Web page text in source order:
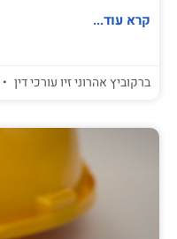
קרא עוד...
ברקוביץ אהרוני זיו עורכי דין